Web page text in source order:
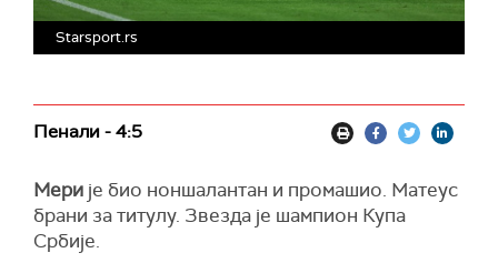
Starsport.rs
Пенали - 4:5
Мери је био ноншалантан и промашио. Матеус
брани за титулу. Звезда је шампион Купа
Србије.